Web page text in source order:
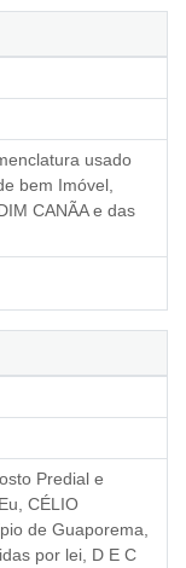
usado
bem Imóvel,
CANÃA e das
Predial e
CÉLIO
de Guaporema,
por lei, D E C